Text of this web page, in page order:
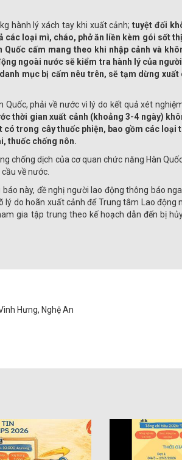
hành lý xách tay khi xuất cảnh;tuyệt đối
loại mì, cháo, phở ăn liền kèm gói sốt
cấm mang theo khi nhập cảnh và
ngoài nước sẽ kiểm tra hành lý của
mục bị cấm nêu trên, sẽ tạm dừng xuất
phải về nước vì lý do kết quả xét
thời gian xuất cảnh (khoảng 3-4 ngày)
trong cây thuốc phiện, bao gồm các loại
thuốc chống nôn.
chống dịch của cơ quan chức năng Hàn
về nước.
này, đề nghị người lao động thông báo
do hoãn xuất cảnh để Trung tâm Lao động
gia tập trung theo kế hoạch dẫn đến bị
Hưng, Nghệ An